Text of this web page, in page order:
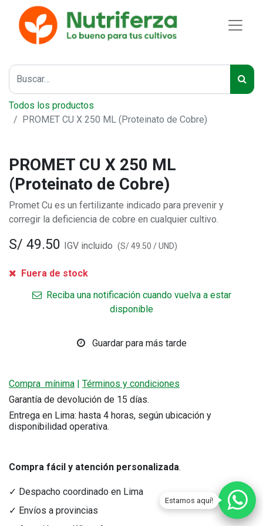
Estamos aquí!
Todos los productos
PROMET CU X 250 ML (Proteinato de Cobre)
PROMET CU X 250 ML
(Proteinato de Cobre)
Promet Cu es un fertilizante indicado para prevenir y
corregir la deficiencia de cobre en cualquier cultivo.
S/ 49.50 IGV incluido (S/49.50 /UND)
Fuera de stock
Reciba una notificación cuando vuelva a estar
disponible
Guardar para más tarde
Compra mínima | Términos y condiciones
Garantía de devolución de 15 días.
Entrega en Lima: hasta 4 horas, según ubicación y
disponibilidad operativa.
Compra fácil y atención personalizada.
✓ Despacho coordinado en Lima
✓ Envíos a provincias